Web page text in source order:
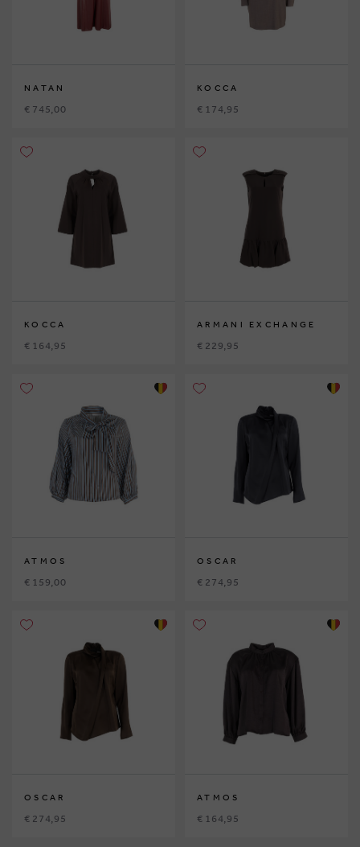
NATAN
€ 745,00
KOCCA
€ 174,95
KOCCA
€ 164,95
ARMANI EXCHANGE
€ 229,95
ATMOS
€ 159,00
OSCAR
€ 274,95
OSCAR
€ 274,95
ATMOS
€ 164,95